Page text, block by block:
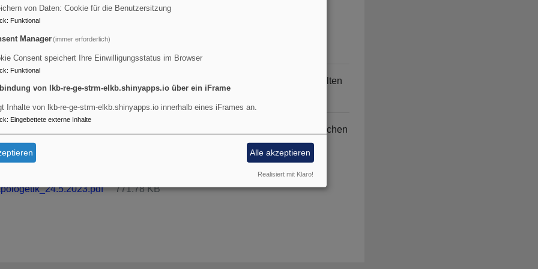
5/2023
dass nach aktuellen Trends im Bereich der weltanschaulichen
wird. Der vorliegende
wird nach dem Interesse der Öffentlichkeit an ausgewählten
Weltanschauungsarbeit gefragt.
interessierten Menschen und Medienschaffenden einen einfach zugänglichen
öffentliche Interesse für ausgewählte Themen weltanschaulicher
zu ermöglichen.
771.78 KB
von Daten: Cookie für die Benutzersitzung
: Funktional
Manager(immer erforderlich)
Consent speichert Ihre Einwilligungsstatus im Browser
: Funktional
von lkb-re-ge-strm-elkb.shinyapps.io über ein iFrame
Inhalte von lkb-re-ge-strm-elkb.shinyapps.io innerhalb eines iFrames an.
: Eingebettete externe Inhalte
Alle akzeptieren
Realisiert mit Klaro!